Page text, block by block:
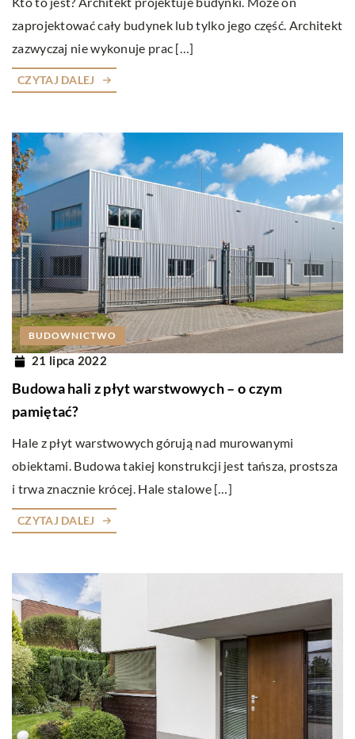
zaprojektować cały budynek lub tylko jego część. Architekt
zazwyczaj nie wykonuje prac […]
CZYTAJ DALEJ
BUDOWNICTWO
21 lipca 2022
Budowa hali z płyt warstwowych – o czym
pamiętać?
Hale z płyt warstwowych górują nad murowanymi
obiektami. Budowa takiej konstrukcji jest tańsza, prostsza
i trwa znacznie krócej. Hale stalowe […]
CZYTAJ DALEJ